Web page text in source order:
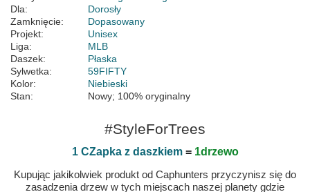
Dla:
Dorosły
Zamknięcie:
Dopasowany
Projekt:
Unisex
Liga:
MLB
Daszek:
Płaska
Sylwetka:
59FIFTY
Kolor:
Niebieski
Stan:
Nowy; 100% oryginalny
#StyleForTrees
1 CZapka z daszkiem= 1drzewo
Kupując jakikolwiek produkt od Caphunters przyczynisz się do
zasadzenia drzew w tych miejscach naszej planety gdzie